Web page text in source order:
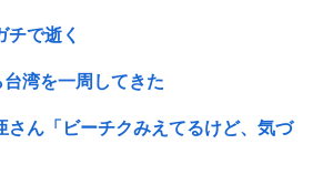
チで逝く
湾を一周してきた
さん「ビーチクみえてるけど、気づ